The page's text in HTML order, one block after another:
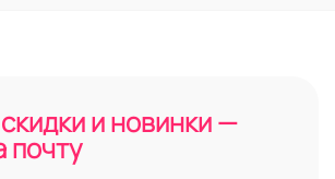
и новинки —
почту